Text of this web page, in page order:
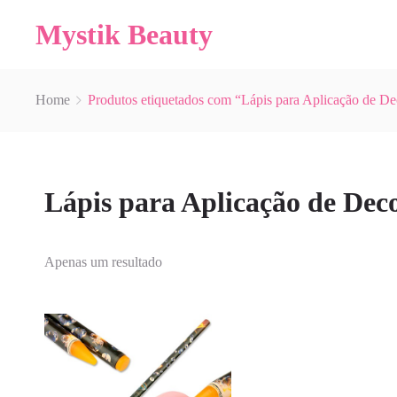
Mystik Beauty
Home Produtos etiquetados com “Lápis para Aplicação de
Lápis para Aplicação de
Apenas um resultado